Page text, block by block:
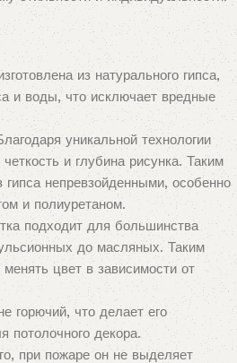
из натурального гипса,
и воды, что исключает вредные
уникальной технологии
и глубина рисунка. Таким
непревзойденными, особенно
и полиуретаном.
подходит для большинства
до масляных. Таким
цвет в зависимости от
горючий, что делает его
потолочного декора.
при пожаре он не выделяет